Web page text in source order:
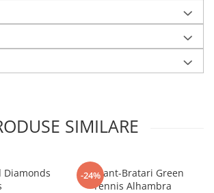
SIMILARE
Diamonds
-24%
Set Lant-Bratari Green
Tennis Alhambra